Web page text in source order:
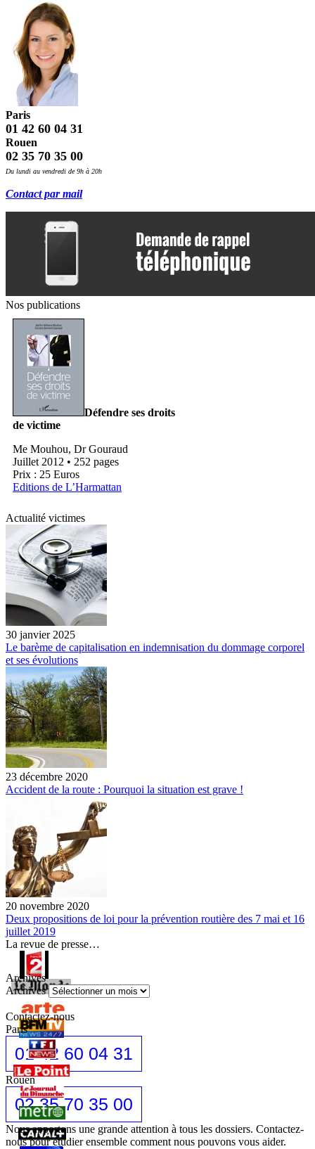
Paris
01 42 60 04 31
Rouen
02 35 70 35 00
Du lundi au vendredi de 9h à 20h
Contact par mail
Nos publications
Défendre ses droits
de victime
Me Mouhou, Dr Gouraud
Juillet 2012 • 252 pages
Prix : 25 Euros
Editions de L’Harmattan
Actualité victimes
30 janvier 2025
Le barème de capitalisation en indemnisation du dommage corporel
et ses évolutions
23 décembre 2020
Accident de la route : Pourquoi la situation est grave !
20 novembre 2020
Deux propositions de loi pour la prévention routière des 7 mai et 16
juillet 2019
La revue de presse…
Archives
Archives
Contactez-nous
Paris
01 42 60 04 31
Rouen
02 35 70 35 00
Nous apportons une grande attention à tous les dossiers. Contactez-
nous pour étudier ensemble comment nous pouvons vous aider.